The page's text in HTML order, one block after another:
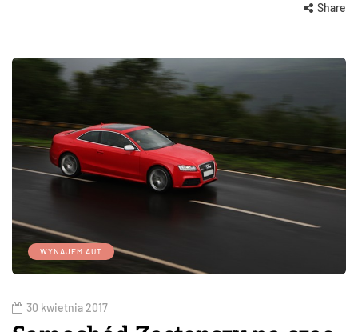
Share
WYNAJEM AUT
30 kwietnia 2017